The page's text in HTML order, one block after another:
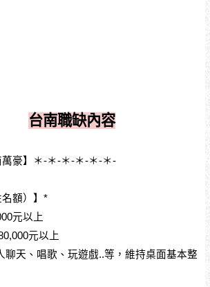
台南職缺內容
豪】＊-＊-＊-＊-＊-＊-
額）】*
元以上
元以上
聊天、唱歌、玩遊戲..等，維持桌面基本整